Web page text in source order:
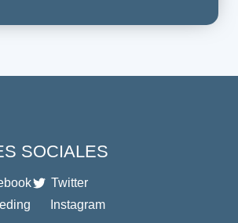
SOCIALES
Twitter
Instagram